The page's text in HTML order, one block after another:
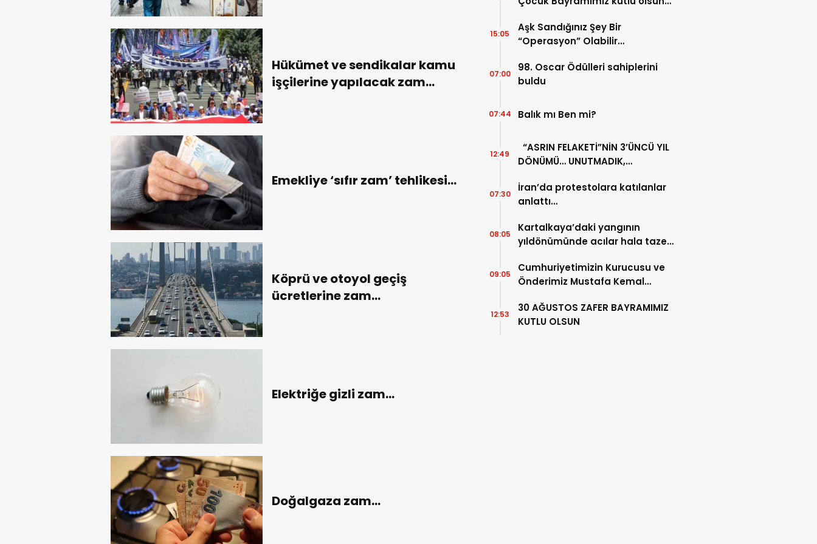
Hükümet ve sendikalar kamu
işçilerine yapılacak zam
Emekliye ‘sıfır zam’ tehlikesi…
Köprü ve otoyol geçiş
ücretlerine zam…
Elektriğe gizli zam…
Doğalgaza zam…
Aşk Sandığınız Şey Bir
“Operasyon” Olabilir…
15:05
98. Oscar Ödülleri sahiplerini
buldu
07:00
Balık mı Ben mi?
07:44
“ASRIN FELAKETİ”NİN 3’ÜNCÜ YIL
DÖNÜMÜ… UNUTMADIK,
12:49
İran’da protestolara katılanlar
anlattı…
07:30
Kartalkaya’daki yangının
yıldönümünde acılar hala taze…
08:05
Cumhuriyetimizin Kurucusu ve
Önderimiz Mustafa Kemal
87. Yılında saygıyla anıyoruz.
09:05
30 AĞUSTOS ZAFER BAYRAMIMIZ
KUTLU OLSUN
12:53